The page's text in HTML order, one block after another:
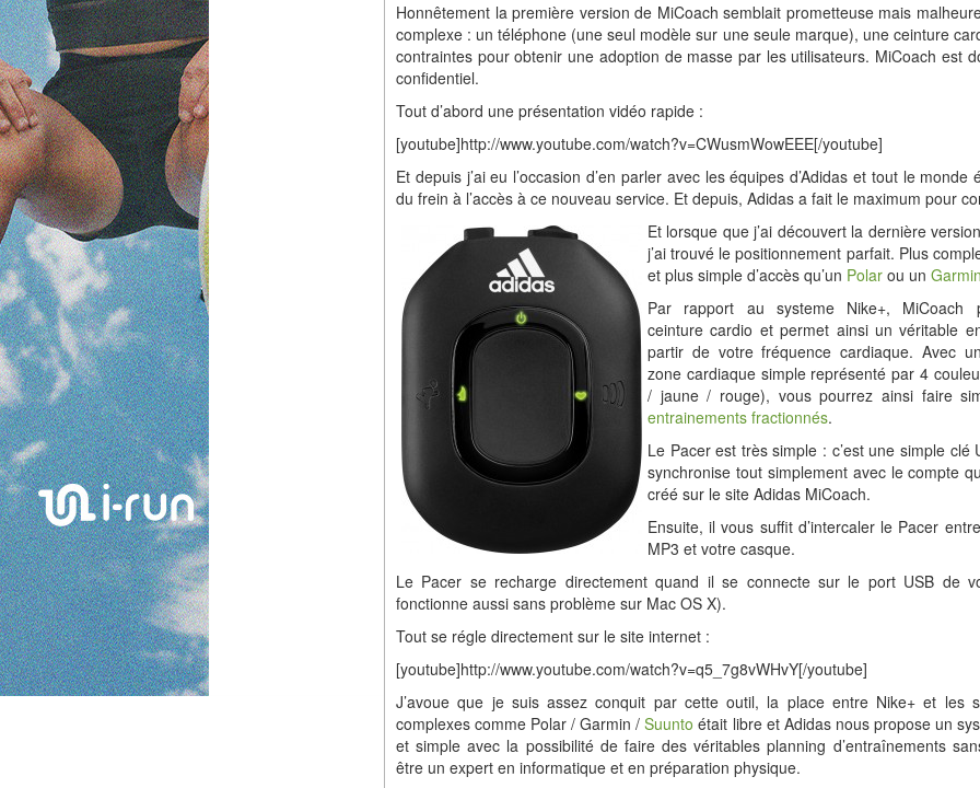
Honnêtement la première version de MiCoach semblait prometteuse mais
complexe : un téléphone (une seul modèle sur une seule marque), une ceinture
contraintes pour obtenir une adoption de masse par les utilisateurs. MiCoach est
confidentiel.
Tout d’abord une présentation vidéo rapide :
[youtube]http://www.youtube.com/watch?v=CWusmWowEEE[/youtube]
Et depuis j’ai eu l’occasion d’en parler avec les équipes d’Adidas et tout le monde
du frein à l’accès à ce nouveau service. Et depuis, Adidas a fait le maximum pour
Et lorsque que j’ai découvert la dernière
j’ai trouvé le positionnement parfait. Plus
et plus simple d’accès qu’un Polar ou un
Par rapport au systeme Nike+, MiCoach
ceinture cardio et permet ainsi un véritable
partir de votre fréquence cardiaque. Avec
zone cardiaque simple représenté par 4
/ jaune / rouge), vous pourrez ainsi faire
entrainements fractionnés.
Le Pacer est très simple : c’est une simple clé
synchronise tout simplement avec le compte
créé sur le site Adidas MiCoach.
Ensuite, il vous suffit d’intercaler le Pacer
MP3 et votre casque.
Le Pacer se recharge directement quand il se connecte sur le port USB de
fonctionne aussi sans problème sur Mac OS X).
Tout se régle directement sur le site internet :
[youtube]http://www.youtube.com/watch?v=q5_7g8vWHvY[/youtube]
J’avoue que je suis assez conquit par cette outil, la place entre Nike+ et les
complexes comme Polar / Garmin /Suunto était libre et Adidas nous propose un
et simple avec la possibilité de faire des véritables planning d’entraînements
être un expert en informatique et en préparation physique.